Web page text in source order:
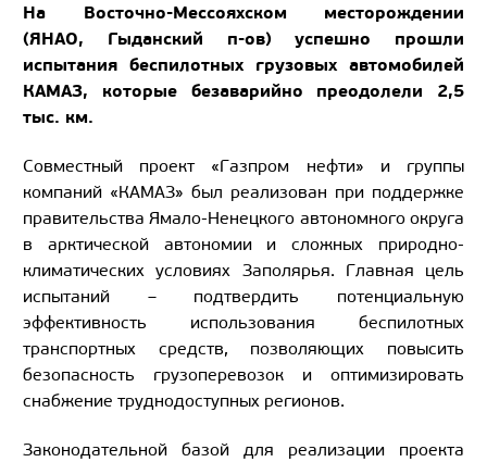
На Восточно-Мессояхском месторождении
(ЯНАО, Гыданский п-ов) успешно прошли
испытания беспилотных грузовых автомобилей
КАМАЗ, которые безаварийно преодолели 2,5
тыс. км.
Совместный проект «Газпром нефти» и группы
компаний «КАМАЗ» был реализован при поддержке
правительства Ямало-Ненецкого автономного округа
в арктической автономии и сложных природно-
климатических условиях Заполярья. Главная цель
испытаний – подтвердить потенциальную
эффективность использования беспилотных
транспортных средств, позволяющих повысить
безопасность грузоперевозок и оптимизировать
снабжение труднодоступных регионов.
Законодательной базой для реализации проекта